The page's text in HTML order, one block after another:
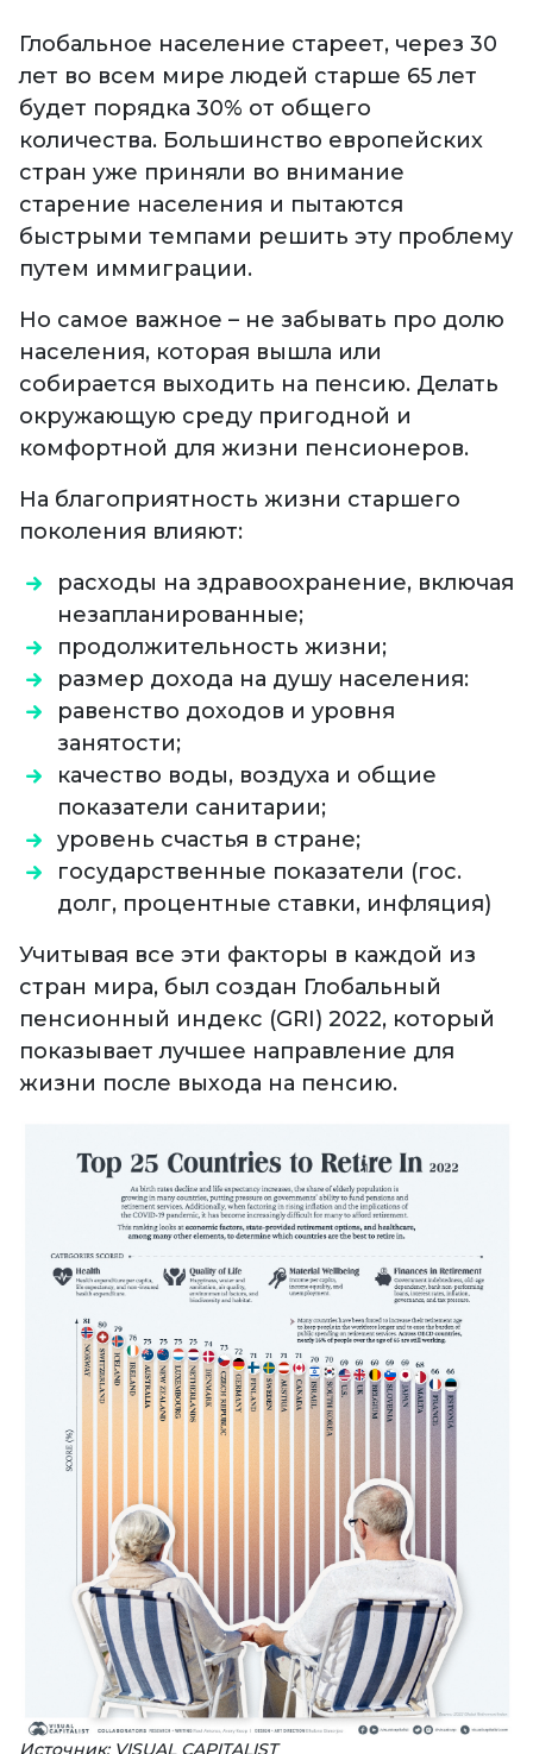
Глобальное население стареет, через 30
лет во всем мире людей старше 65 лет
будет порядка 30% от общего
количества. Большинство европейских
стран уже приняли во внимание
старение населения и пытаются
быстрыми темпами решить эту проблему
путем иммиграции.
Но самое важное – не забывать про долю
населения, которая вышла или
собирается выходить на пенсию. Делать
окружающую среду пригодной и
комфортной для жизни пенсионеров.
На благоприятность жизни старшего
поколения влияют:
расходы на здравоохранение, включая
незапланированные;
продолжительность жизни;
размер дохода на душу населения:
равенство доходов и уровня
занятости;
качество воды, воздуха и общие
показатели санитарии;
уровень счастья в стране;
государственные показатели (гос.
долг, процентные ставки, инфляция)
Учитывая все эти факторы в каждой из
стран мира, был создан Глобальный
пенсионный индекс (GRI) 2022, который
показывает лучшее направление для
жизни после выхода на пенсию.
Источник: VISUAL CAPITALIST